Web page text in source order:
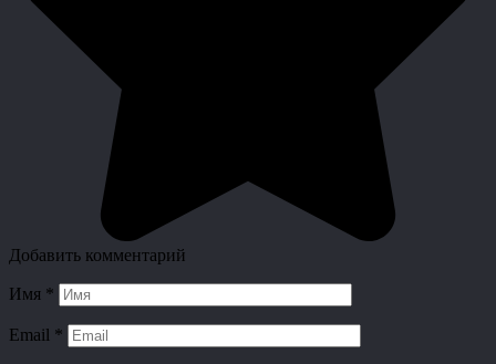
Добавить комментарий
Имя *
Email *